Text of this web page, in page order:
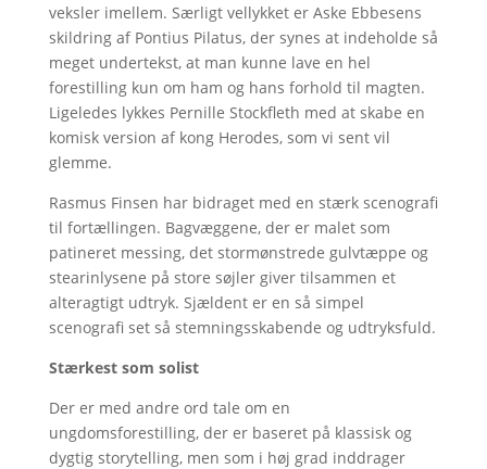
veksler imellem. Særligt vellykket er Aske Ebbesens
skildring af Pontius Pilatus, der synes at indeholde så
meget undertekst, at man kunne lave en hel
forestilling kun om ham og hans forhold til magten.
Ligeledes lykkes Pernille Stockfleth med at skabe en
komisk version af kong Herodes, som vi sent vil
glemme.
Rasmus Finsen har bidraget med en stærk scenografi
til fortællingen. Bagvæggene, der er malet som
patineret messing, det stormønstrede gulvtæppe og
stearinlysene på store søjler giver tilsammen et
alteragtigt udtryk. Sjældent er en så simpel
scenografi set så stemningsskabende og udtryksfuld.
Stærkest som solist
Der er med andre ord tale om en
ungdomsforestilling, der er baseret på klassisk og
dygtig storytelling, men som i høj grad inddrager